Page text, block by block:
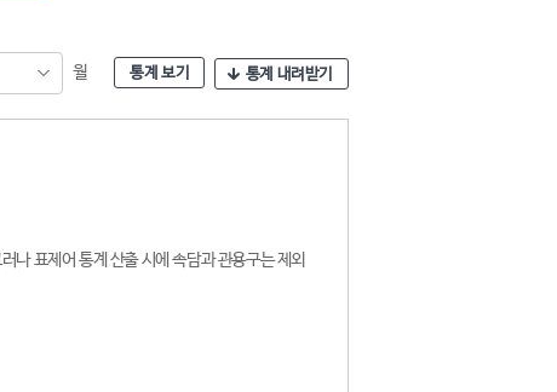
월 통계 보기 통계 내려받기
나 표제어 통계 산출 시에 속담과 관용구는 제외